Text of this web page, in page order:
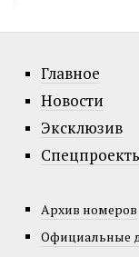
Главное
Новости
Эксклюзив
Архив номеров
Официальные